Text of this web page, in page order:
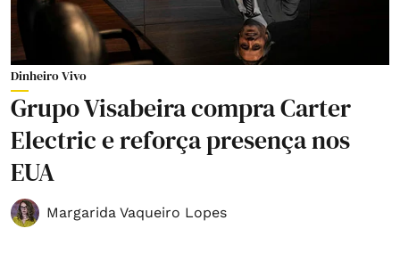
Dinheiro Vivo
Grupo Visabeira compra Carter
Electric e reforça presença nos
EUA
Margarida Vaqueiro Lopes